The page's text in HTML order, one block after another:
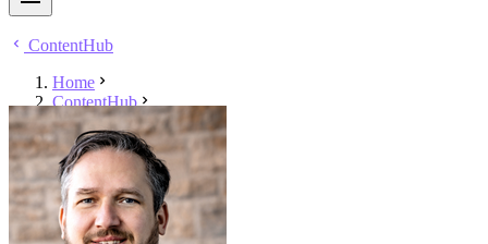
ContentHub
Home
ContentHub
Franko Schulz